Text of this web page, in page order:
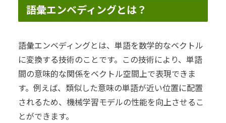
語彙エンベディングとは？
語彙エンベディングとは、単語を数学的なベクトル
に変換する技術のことです。この技術により、単語
間の意味的な関係をベクトル空間上で表現できま
す。例えば、類似した意味の単語が近い位置に配置
されるため、機械学習モデルの性能を向上させるこ
とができます。